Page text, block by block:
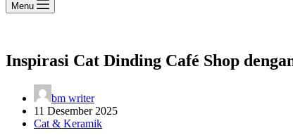
Menu
Inspirasi Cat Dinding Café Shop
bm writer
11 Desember 2025
Cat & Keramik